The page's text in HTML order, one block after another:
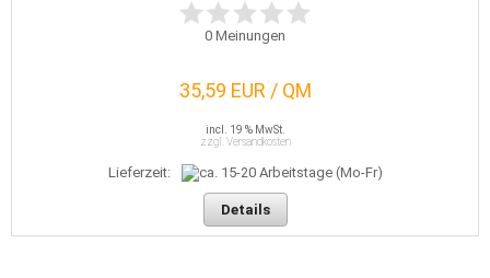
0 Meinungen
35,59 EUR / QM
incl. 19 % MwSt.
zzgl. Versandkosten
Lieferzeit:
Details